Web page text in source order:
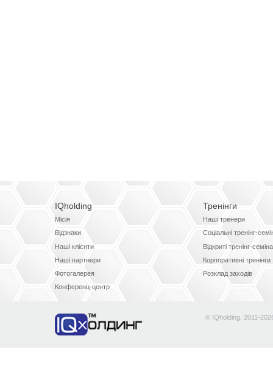
IQholding
Місія
Відзнаки
Наші клієнти
Наші партнери
Фотогалерея
Конференц-центр
Тренінги
Наші тренери
Соціальні тренінг-
Відкриті тренінг-
Корпоративні тренінги
Розклад заходів
® IQholding, 2011-